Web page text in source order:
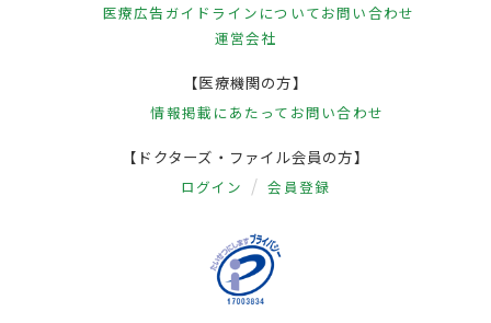
医療広告ガイドラインについてお問い合わせ
運営会社
【医療機関の方】
情報掲載にあたって お問い合わせ
【ドクターズ・ファイル会員の方】
ログイン 会員登録